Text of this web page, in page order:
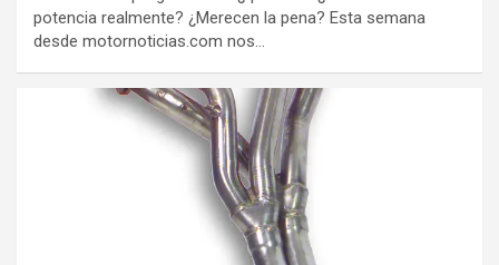
potencia realmente? ¿Merecen la pena? Esta semana
desde motornoticias.com nos…